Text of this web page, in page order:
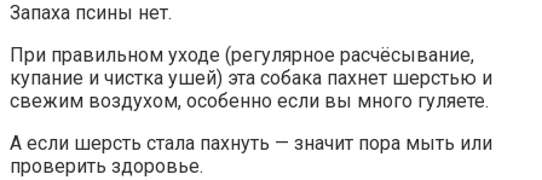
Запаха псины нет.
При правильном уходе (регулярное расчёсывание,
купание и чистка ушей) эта собака пахнет шерстью и
свежим воздухом, особенно если вы много гуляете.
А если шерсть стала пахнуть — значит пора мыть или
проверить здоровье.